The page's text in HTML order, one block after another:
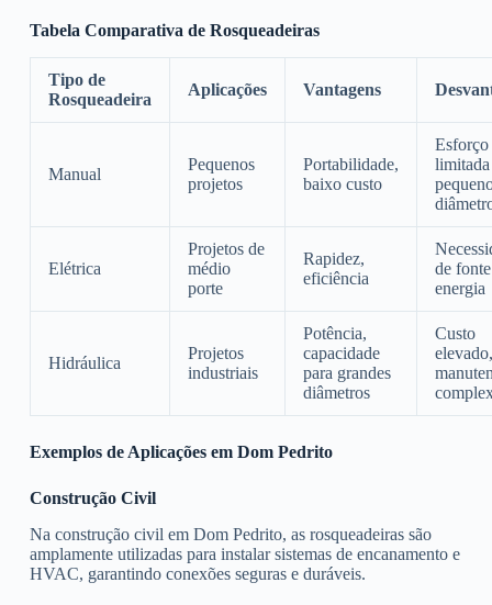
Tabela Comparativa de Rosqueadeiras
Tipo de
Rosqueadeira
Aplicações Vantagens
Manual
Pequenos
projetos
Portabilidade,
baixo custo
limitada
Elétrica
Projetos de
médio
porte
Rapidez,
eficiência
de
energia
Hidráulica
Projetos
industriais
Potência,
capacidade
para grandes
diâmetros
Custo
elevado,
Exemplos de Aplicações em Dom Pedrito
Construção Civil
Na construção civil em Dom Pedrito, as rosqueadeiras são
amplamente utilizadas para instalar sistemas de encanamento e
HVAC, garantindo conexões seguras e duráveis.